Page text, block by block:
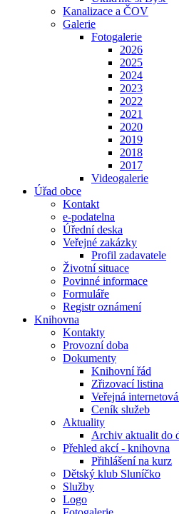
Kanalizace a ČOV
Galerie
Fotogalerie
2026
2025
2024
2023
2022
2021
2020
2019
2018
2017
Videogalerie
Úřad obce
Kontakt
e-podatelna
Úřední deska
Veřejné zakázky
Profil zadavatele
Životní situace
Povinné informace
Formuláře
Registr oznámení
Knihovna
Kontakty
Provozní doba
Dokumenty
Knihovní řád
Zřizovací listina
Veřejná
Ceník služeb
Aktuality
Archiv aktualit do
Přehled akcí - knihovna
Přihlášení na kurz
Dětský klub Sluníčko
Služby
Logo